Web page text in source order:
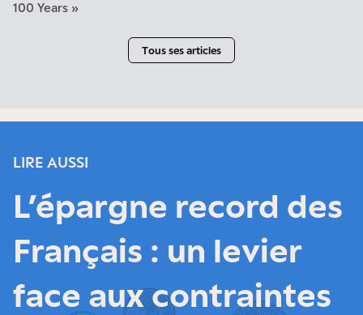
100 Years »
Tous ses articles
LIRE AUSSI
L’épargne record des
Français : un levier
face aux contraintes